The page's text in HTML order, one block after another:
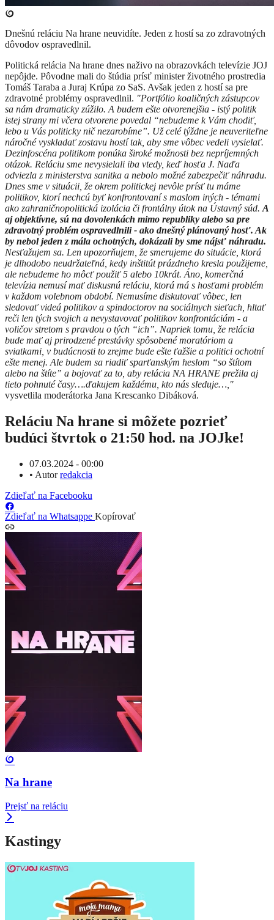
Dnešnú reláciu Na hrane neuvidíte. Jeden z hostí sa zo zdravotných
dôvodov ospravedlnil.
Politická relácia Na hrane dnes naživo na obrazovkách televízie JOJ
nepôjde. Pôvodne mali do štúdia prísť minister životného prostredia
Tomáš Taraba a Juraj Krúpa zo SaS. Avšak jeden z hostí sa pre
zdravotné problémy ospravedlnil. "Portfólio koaličných zástupcov
sa nám dramaticky zúžilo. A budem ešte otvorenejšia - istý politik
istej strany mi včera otvorene povedal “nebudeme k Vám chodiť,
lebo u Vás politicky nič nezarobíme”. Už celé týždne je neuveriteľne
náročné vyskladať zostavu hostí tak, aby sme vôbec vedeli vysielať.
Dezinfoscéna politikom ponúka široké možnosti bez nepríjemných
otázok. Reláciu sme nevysielali iba vtedy, keď hosťa J. Naďa
odviezla z ministerstva sanitka a nebolo možné zabezpečiť náhradu.
Dnes sme v situácii, že okrem politickej nevôle prísť tu máme
politikov, ktorí nechcú byť konfrontovaní s maslom iných - témami
ako zahraničnopolitická izolácia či frontálny útok na Ústavný súd. A
aj objektívne, sú na dovolenkách mimo republiky alebo sa pre
zdravotný problém ospravedlnili - ako dnešný plánovaný hosť. Ak
by nebol jeden z mála ochotných, dokázali by sme nájsť náhradu.
Nesťažujem sa. Len upozorňujem, že smerujeme do situácie, ktorá
je dlhodobo neudržateľná, kedy inštitút prázdneho kresla použijeme,
ale nebudeme ho môcť použiť 5 alebo 10krát. Áno, komerčná
televízia nemusí mať diskusnú reláciu, ktorá má s hosťami problém
v každom volebnom období. Nemusíme diskutovať vôbec, len
sledovať videá politikov a spindoctorov na sociálnych sieťach, hltať
reči len tých svojich a nevystavovať politikov konfrontáciám - a
voličov stretom s pravdou o tých “ich”. Napriek tomu, že relácia
bude mať aj prirodzené prestávky spôsobené moratóriom a
sviatkami, v budúcnosti to zrejme bude ešte ťažšie a politici ochotní
ešte menej. Ale budem sa riadiť sparťanským heslom “so štítom
alebo na štíte” a bojovať za to, aby relácia NA HRANE prežila aj
tieto pohnuté časy….ďakujem každému, kto nás sleduje…,"
vysvetlila moderátorka Jana Krescanko Dibáková.
Reláciu Na hrane si môžete pozrieť
budúci štvrtok o 21:50 hod. na JOJke!
07.03.2024 - 00:00
• Autorredakcia
Zdieľať na Facebooku
Zdieľať na Whatsappe Kopírovať
Na hrane
Prejsť na reláciu
Kastingy